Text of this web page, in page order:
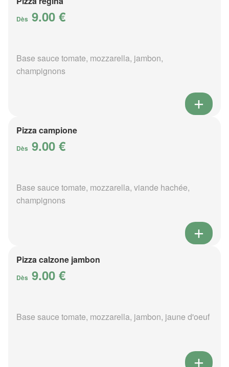
Dès 9.00 €
Base sauce tomate, mozzarella, jambon,
champignons
Pizza campione
Dès 9.00 €
Base sauce tomate, mozzarella, viande hachée,
champignons
Pizza calzone jambon
Dès 9.00 €
Base sauce tomate, mozzarella, jambon, jaune d'oeuf